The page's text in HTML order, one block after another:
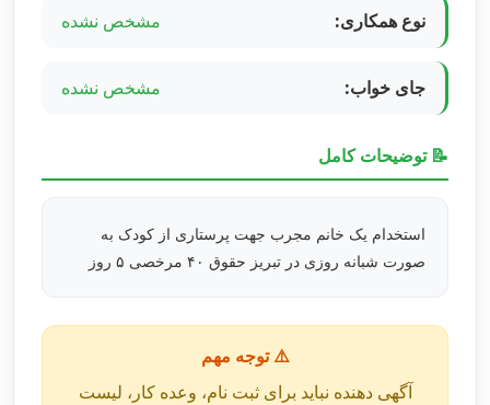
نوع همکاری: مشخص نشده
جای خواب: مشخص نشده
📝 توضیحات کامل
استخدام یک خانم مجرب جهت پرستاری از کودک به
صورت شبانه روزی در تبریز حقوق ۴۰ مرخصی ۵ روز
⚠️ توجه مهم
آگهی دهنده نباید برای ثبت نام، وعده کار، لیست